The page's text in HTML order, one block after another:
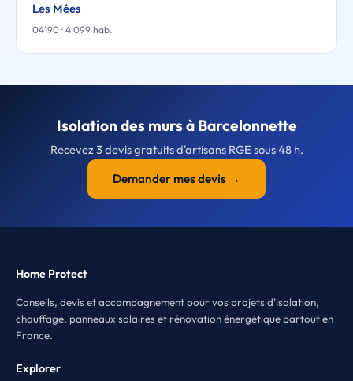
Les Mées
04190 · 4 099 hab.
Isolation des murs à Barcelonnette
Recevez 3 devis gratuits d'artisans RGE sous 48 h.
Demander mes devis →
Home Protect
Conseils, devis et accompagnement pour vos projets d'isolation,
chauffage, panneaux solaires et rénovation énergétique partout en
France.
Explorer